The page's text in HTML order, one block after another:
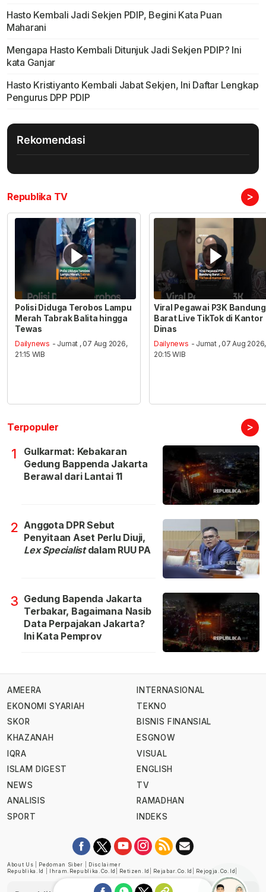
Hasto Kembali Jadi Sekjen PDIP, Begini Kata Puan
Maharani
Mengapa Hasto Kembali Ditunjuk Jadi Sekjen PDIP? Ini
kata Ganjar
Hasto Kristiyanto Kembali Jabat Sekjen, Ini Daftar Lengkap
Pengurus DPP PDIP
Rekomendasi
Republika TV >
Polisi Diduga Terobos Lampu
Merah Tabrak Balita hingga
Tewas
Dailynews - Jumat , 07 Aug 2026,
21:15 WIB
Viral Pegawai P3K Bandung
Barat Live TikTok di Kantor
Dinas
Dailynews - Jumat , 07 Aug 2026,
20:15 WIB
Terpopuler >
1
Gulkarmat: Kebakaran
Gedung Bappenda Jakarta
Berawal dari Lantai 11
2 Anggota DPR Sebut
Penyitaan Aset Perlu Diuji,
Lex Specialistdalam RUU PA
3 Gedung Bapenda Jakarta
Terbakar, Bagaimana Nasib
Data Perpajakan Jakarta?
Ini Kata Pemprov
AMEERA
EKONOMI SYARIAH
SKOR
KHAZANAH
IQRA
ISLAM DIGEST
NEWS
ANALISIS
SPORT
INTERNASIONAL
TEKNO
BISNIS FINANSIAL
ESGNOW
VISUAL
ENGLISH
TV
RAMADHAN
INDEKS
About Us Pedoman Siber
Disclaimer
Republika.id
Ihram.republika.co.id Retizen.id Rejabar.co.id Rejogja.co.id